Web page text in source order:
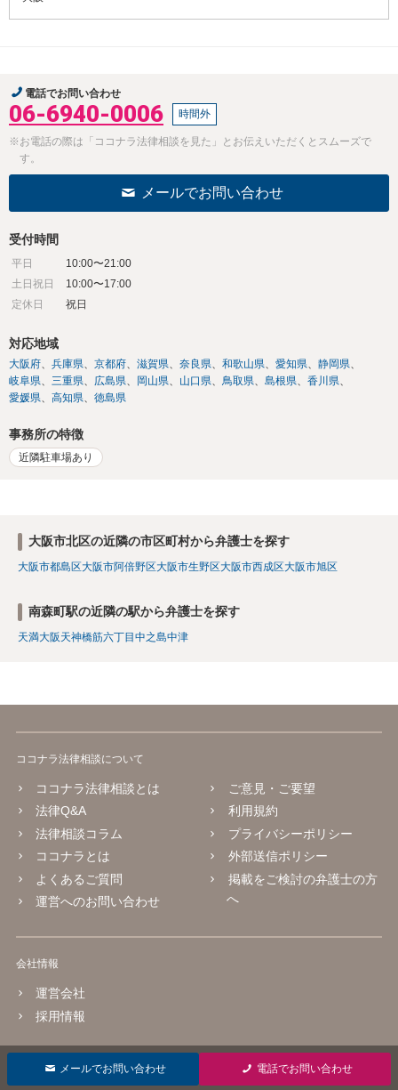
電話でお問い合わせ
06-6940-0006 時間外
※お電話の際は「ココナラ法律相談を見た」とお伝えいただくとスムーズで
す。
メールでお問い合わせ
受付時間
平日
10:00〜21:00
土日祝日
10:00〜17:00
定休日
祝日
対応地域
大阪府 兵庫県 京都府 滋賀県 奈良県 和歌山県 愛知県
静岡県
岐阜県
三重県 広島県 岡山県 山口県 鳥取県 島根県
香川県
愛媛県
高知県 徳島県
事務所の特徴
近隣駐車場あり
大阪市北区の近隣の市区町村から弁護士を探す
大阪市都島区大阪市阿倍野区大阪市生野区大阪市西成区大阪市旭区
南森町駅の近隣の駅から弁護士を探す
天満大阪 天神橋筋六丁目 中之島中津
メールでお問い合わせ 電話でお問い合わせ
ココナラ法律相談について
ココナラ法律相談とは
法律Q&A
法律相談コラム
ココナラとは
よくあるご質問
運営へのお問い合わせ
ご意見・ご要望
利用規約
プライバシーポリシー
外部送信ポリシー
掲載をご検討の弁護士の方
へ
会社情報
運営会社
採用情報